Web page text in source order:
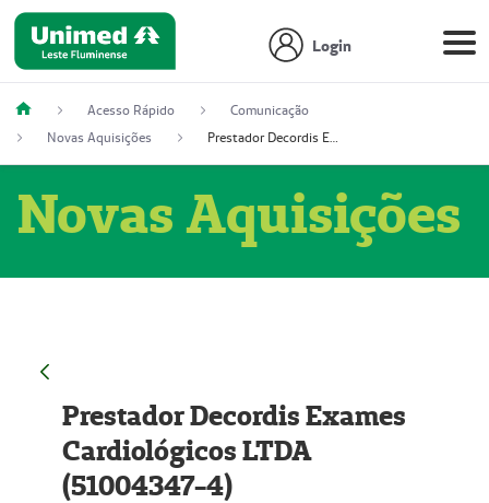
Login
Acesso Rápido
Comunicação
Novas Aquisições
Prestador Decordis Exames Cardiológicos LTDA (51004347-4)
Novas Aquisições
Prestador Decordis Exames
Cardiológicos LTDA
(51004347-4)